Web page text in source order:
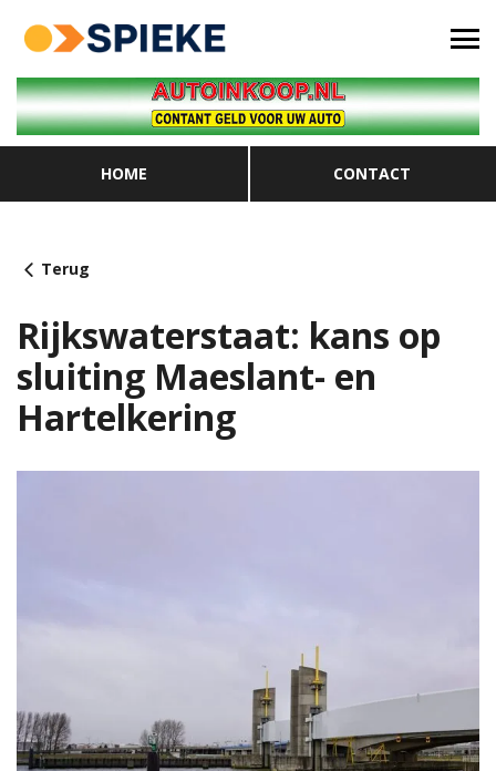
HOME CONTACT
Terug
Rijkswaterstaat: kans op
sluiting Maeslant- en
Hartelkering